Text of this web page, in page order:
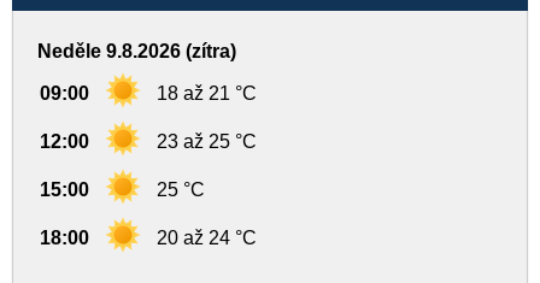
Neděle 9.8.2026 (zítra)
09:00 18 až 21 °C
12:00 23 až 25 °C
15:00 25 °C
18:00 20 až 24 °C